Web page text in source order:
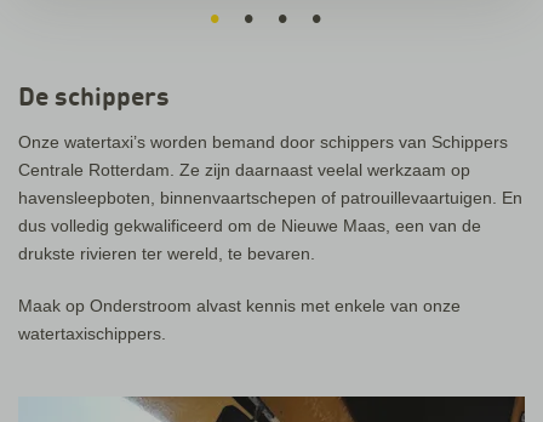
• • • •
De schippers
Onze watertaxi’s worden bemand door schippers van Schippers
Centrale Rotterdam. Ze zijn daarnaast veelal werkzaam op
havensleepboten, binnenvaartschepen of patrouillevaartuigen. En
dus volledig gekwalificeerd om de Nieuwe Maas, een van de
drukste rivieren ter wereld, te bevaren.
Maak op Onderstroom alvast kennis met enkele van onze
watertaxischippers.